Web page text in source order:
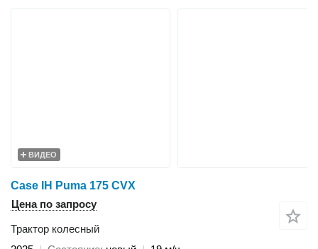
ВИДЕО
Case IH Puma 175 CVX
Цена по запросу
Трактор колесный